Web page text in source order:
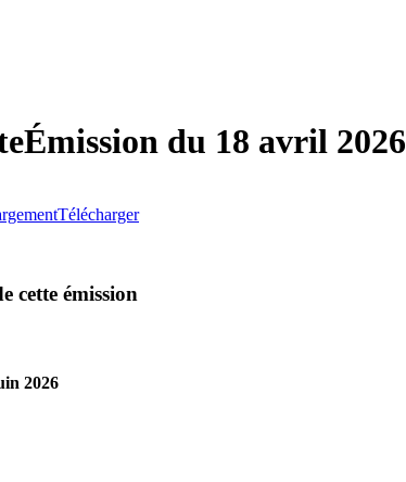
Émission du 18 avril 2026
Télécharger
cette émission
2026